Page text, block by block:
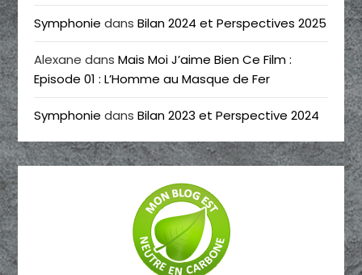
Symphonie dansBilan 2024 et Perspectives 2025
Alexane dansMais Moi J’aime Bien Ce Film :
Episode 01 : L’Homme au Masque de Fer
Symphonie dansBilan 2023 et Perspective 2024